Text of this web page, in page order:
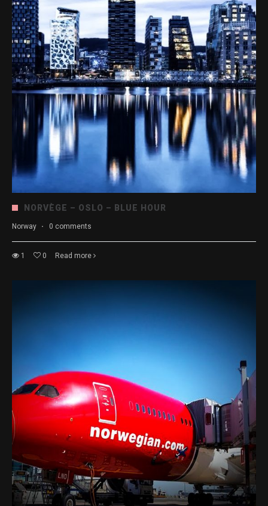
NORVÈGE – OSLO – BLUE HOUR
Norway · 0 comments
1 0 Read more